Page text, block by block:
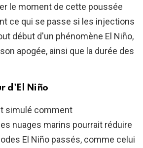
le moment de cette poussée
ce qui se passe si les injections
début d'un phénomène El Niño,
apogée, ainsi que la durée des
d'El Niño
simulé comment
nuages ​​marins pourrait réduire
El Niño passés, comme celui